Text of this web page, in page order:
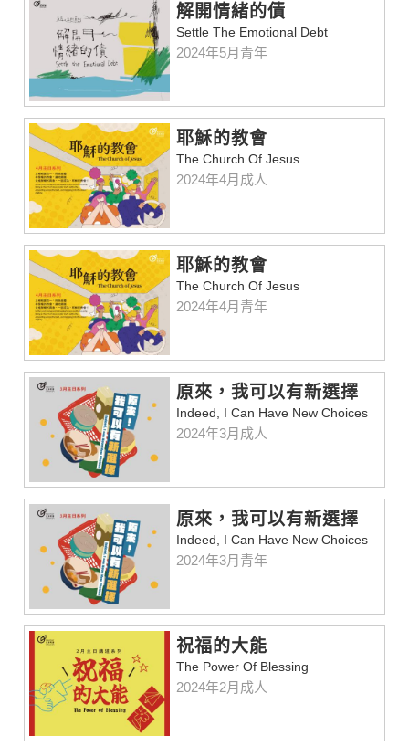
解開情緒的債
Settle The Emotional Debt
2024年5月青年
耶穌的教會
The Church Of Jesus
2024年4月成人
耶穌的教會
The Church Of Jesus
2024年4月青年
原來，我可以有新選擇
Indeed, I Can Have New Choices
2024年3月成人
原來，我可以有新選擇
Indeed, I Can Have New Choices
2024年3月青年
祝福的大能
The Power Of Blessing
2024年2月成人